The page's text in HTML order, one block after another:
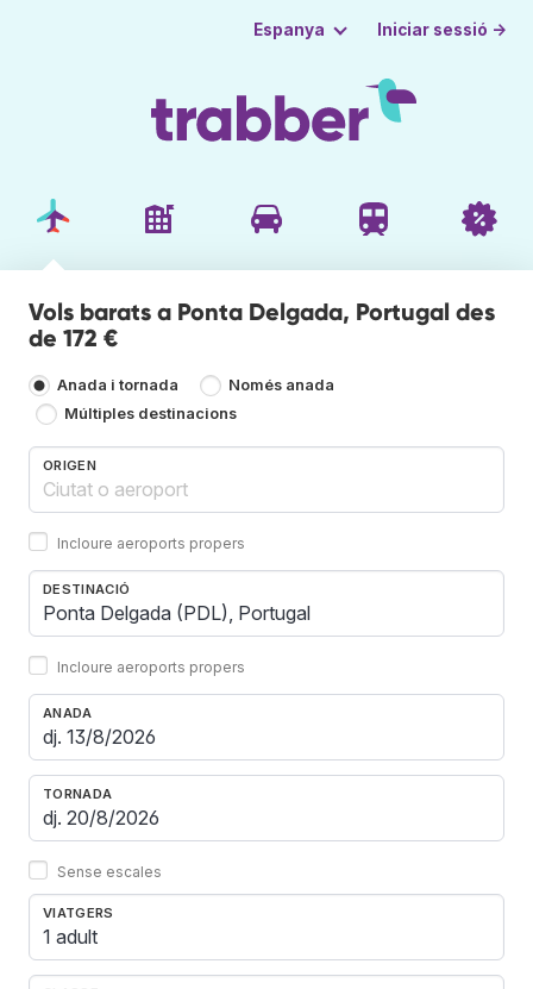
Espanya Iniciar sessió →
Vols barats a Ponta Delgada, Portugal des
de 172 €
Anada i tornada
Només anada
Múltiples destinacions
ORIGEN
Incloure aeroports propers
DESTINACIÓ
Incloure aeroports propers
ANADA
TORNADA
Sense escales
VIATGERS
1 adult